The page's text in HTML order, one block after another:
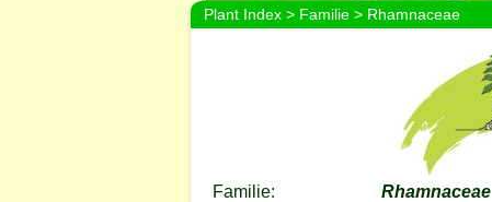
Plant Index> Familie> Rhamnaceae
Familie:
Rhamnaceae